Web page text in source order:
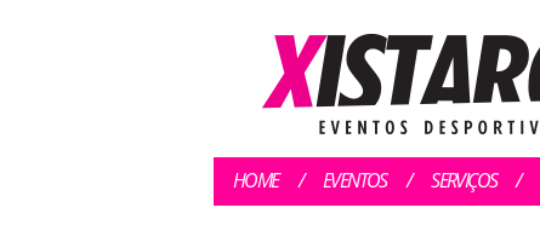
HOME EVENTOS SERVIÇOS